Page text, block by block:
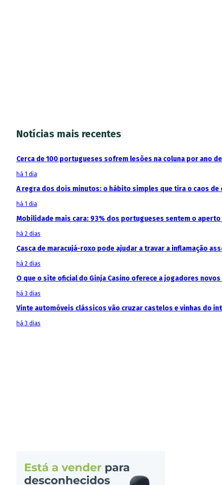
Notícias mais recentes
Cerca de 100 portugueses sofrem lesões na coluna por ano
há 1 dia
A regra dos dois minutos: o hábito simples que tira o caos de
há 1 dia
Mobilidade mais cara: 93% dos portugueses sentem o
há 2 dias
Casca de maracujá-roxo pode ajudar a travar a inflamação
há 2 dias
O que o site oficial do Ginja Casino oferece a jogadores
há 3 dias
Vinte automóveis clássicos vão cruzar castelos e vinhas do
há 3 dias